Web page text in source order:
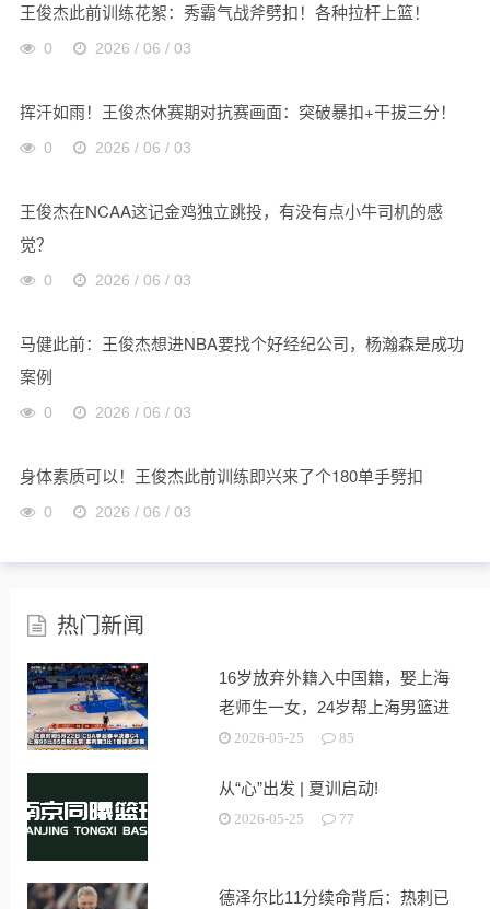
王俊杰此前训练花絮：秀霸气战斧劈扣！各种拉杆上篮！
0 2026 / 06 / 03
挥汗如雨！王俊杰休赛期对抗赛画面：突破暴扣+干拔三分！
0 2026 / 06 / 03
王俊杰在NCAA这记金鸡独立跳投，有没有点小牛司机的感
觉？
0 2026 / 06 / 03
马健此前：王俊杰想进NBA要找个好经纪公司，杨瀚森是成功
案例
0 2026 / 06 / 03
身体素质可以！王俊杰此前训练即兴来了个180单手劈扣
0 2026 / 06 / 03
热门新闻
16岁放弃外籍入中国籍，娶上海
老师生一女，24岁帮上海男篮进
决赛
2026-05-25 85
从“心”出发 | 夏训启动!
2026-05-25 77
德泽尔比11分续命背后：热刺已